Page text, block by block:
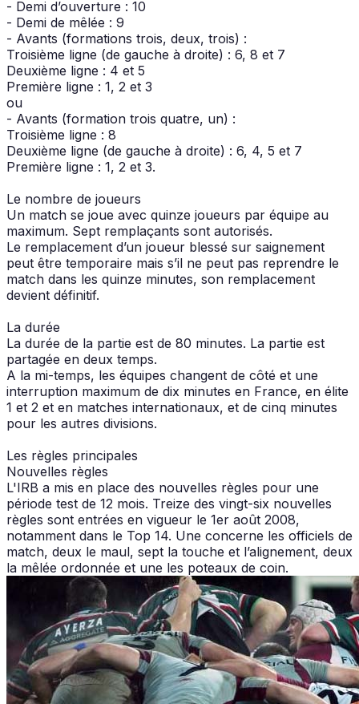
- Demi d’ouverture : 10
- Demi de mêlée : 9
- Avants (formations trois, deux, trois) :
Troisième ligne (de gauche à droite) : 6, 8 et 7
Deuxième ligne : 4 et 5
Première ligne : 1, 2 et 3
ou
- Avants (formation trois quatre, un) :
Troisième ligne : 8
Deuxième ligne (de gauche à droite) : 6, 4, 5 et 7
Première ligne : 1, 2 et 3.
Le nombre de joueurs
Un match se joue avec quinze joueurs par équipe au
maximum. Sept remplaçants sont autorisés.
Le remplacement d’un joueur blessé sur saignement
peut être temporaire mais s’il ne peut pas reprendre le
match dans les quinze minutes, son remplacement
devient définitif.
La durée
La durée de la partie est de 80 minutes. La partie est
partagée en deux temps.
A la mi-temps, les équipes changent de côté et une
interruption maximum de dix minutes en France, en élite
1 et 2 et en matches internationaux, et de cinq minutes
pour les autres divisions.
Les règles principales
Nouvelles règles
L'IRB a mis en place des nouvelles règles pour une
période test de 12 mois. Treize des vingt-six nouvelles
règles sont entrées en vigueur le 1er août 2008,
notamment dans le Top 14. Une concerne les officiels de
match, deux le maul, sept la touche et l’alignement, deux
la mêlée ordonnée et une les poteaux de coin.